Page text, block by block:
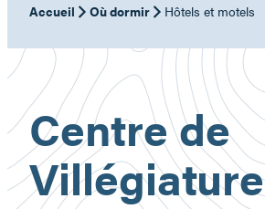
Accueil Où dormir Hôtels et motels
Centre de
Villégiature